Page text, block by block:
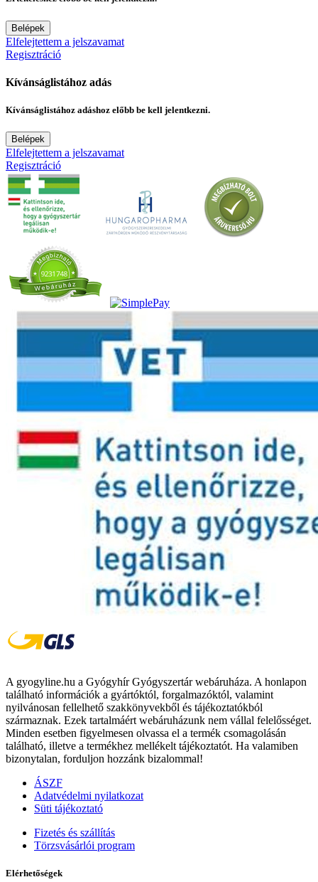
Belépek
Elfelejtettem a jelszavamat
Regisztráció
Kívánságlistához adás
Kívánságlistához adáshoz előbb be kell jelentkezni.
Belépek
Elfelejtettem a jelszavamat
Regisztráció
A gyogyline.hu a Gyógyhír Gyógyszertár webáruháza. A honlapon
található információk a gyártóktól, forgalmazóktól, valamint
nyilvánosan fellelhető szakkönyvekből és tájékoztatókból
származnak. Ezek tartalmáért webáruházunk nem vállal felelősséget.
Minden esetben figyelmesen olvassa el a termék csomagolásán
található, illetve a termékhez mellékelt tájékoztatót. Ha valamiben
bizonytalan, forduljon hozzánk bizalommal!
ÁSZF
Adatvédelmi nyilatkozat
Süti tájékoztató
Fizetés és szállítás
Törzsvásárlói program
Elérhetőségek